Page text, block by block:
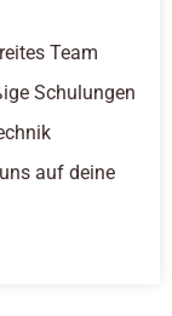
Team
Schulungen
auf deine